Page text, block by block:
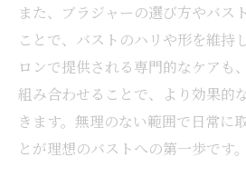
また、ブラジャーの選び方やバス
ことで、バストのハリや形を維持
ロンで提供される専門的なケアも
組み合わせることで、より効果的
きます。無理のない範囲で日常に
とが理想のバストへの第一歩です。